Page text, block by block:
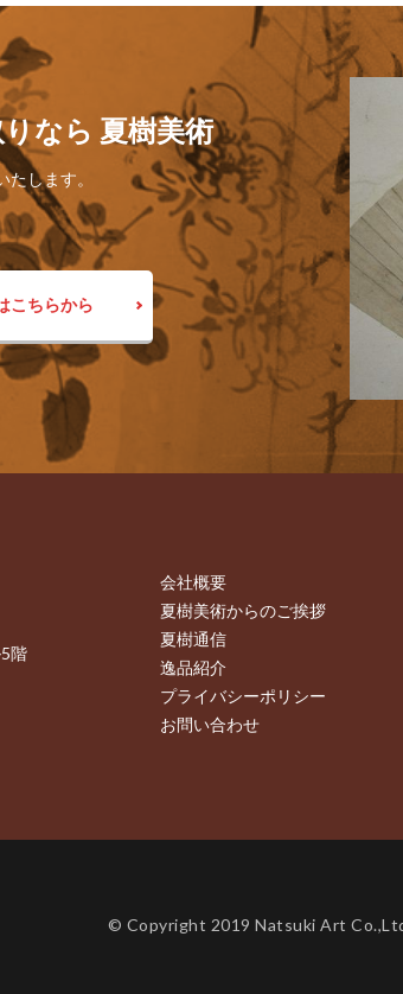
なら 夏樹美術
します。
こちらから
階
会社概要
夏樹美術からのご挨拶
夏樹通信
逸品紹介
プライバシーポリシー
お問い合わせ
© Copyright 2019 Natsuki Art